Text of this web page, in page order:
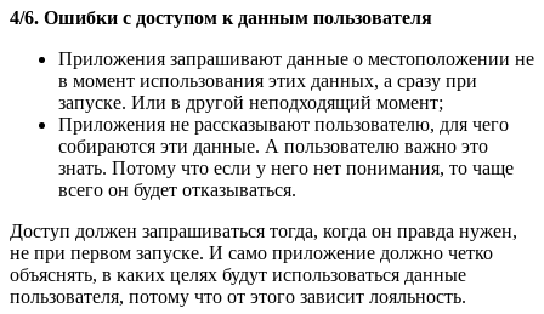
4/6. Ошибки с доступом к данным пользователя
Приложения запрашивают данные о местоположении не
в момент использования этих данных, а сразу при
запуске. Или в другой неподходящий момент;
Приложения не рассказывают пользователю, для чего
собираются эти данные. А пользователю важно это
знать. Потому что если у него нет понимания, то чаще
всего он будет отказываться.
Доступ должен запрашиваться тогда, когда он правда нужен,
не при первом запуске. И само приложение должно четко
объяснять, в каких целях будут использоваться данные
пользователя, потому что от этого зависит лояльность.